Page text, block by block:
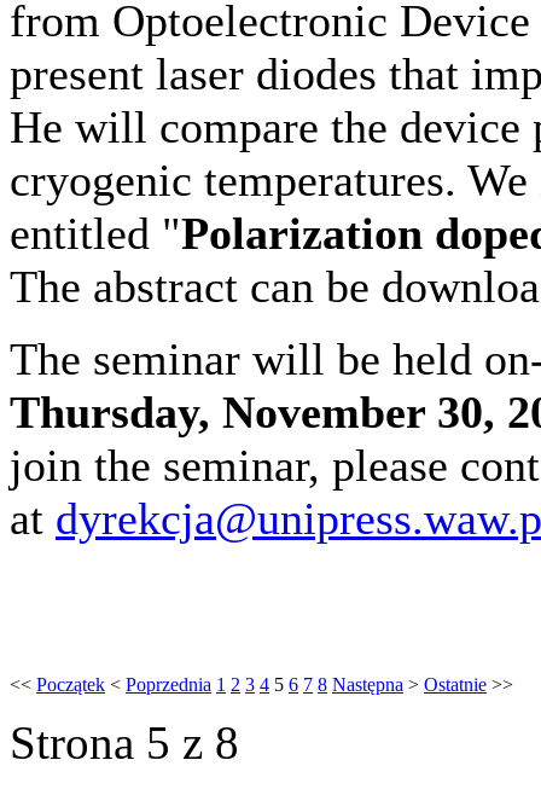
from Optoelectronic
present laser diodes that
He will compare the device
cryogenic temperatures.
entitled "Polarization
The abstract can be
The seminar will be held
Thursday, November 30,
join the seminar, please
at
<< Początek < Poprzednia 1 2 3 4 5 6 7 8 Następna > Ostatnie >>
Strona 5 z 8